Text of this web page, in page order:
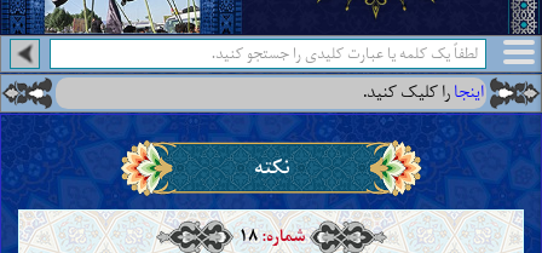
را کلیک کنید.
نکته
شماره:۱۸